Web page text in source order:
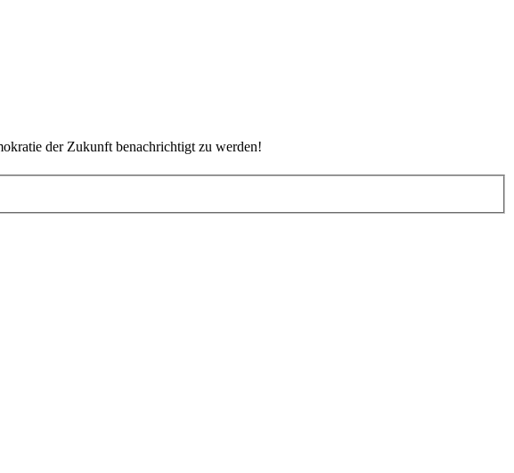
der Zukunft benachrichtigt zu werden!